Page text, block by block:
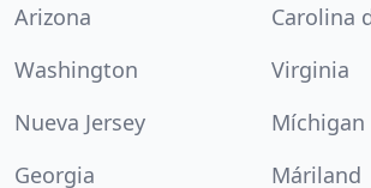
Arizona
Carolina
Washington
Virginia
Nueva Jersey
Míchigan
Georgia
Máriland